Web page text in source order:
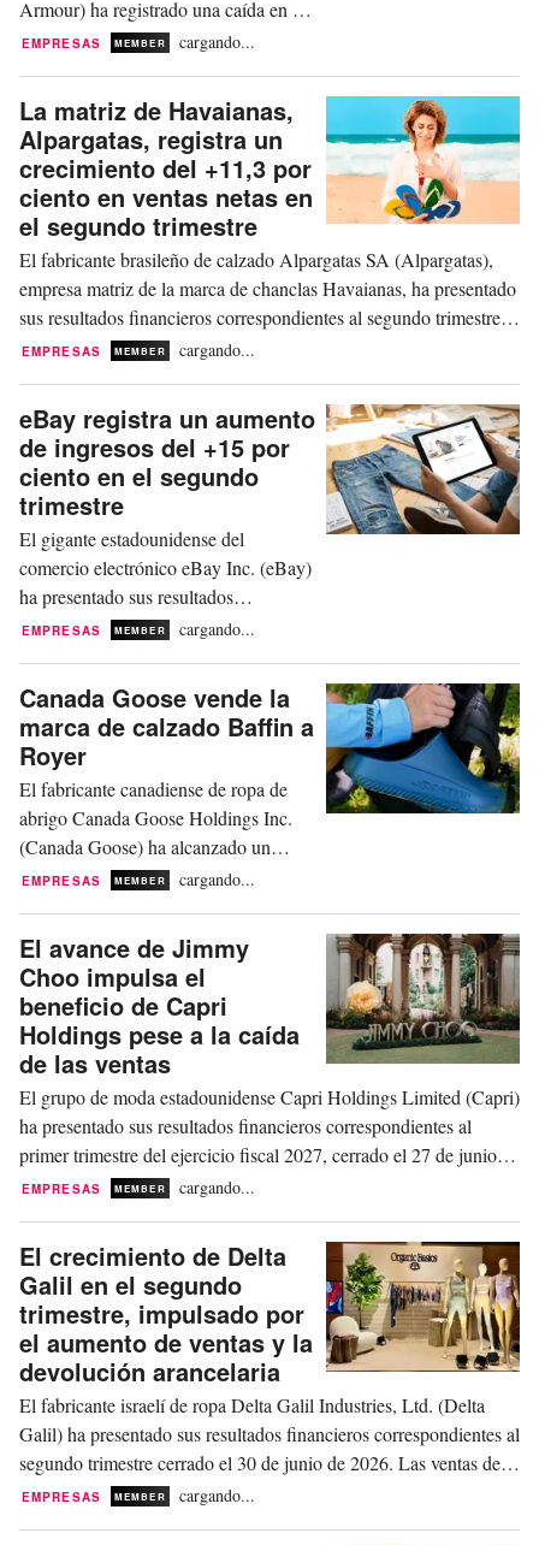
Armour) ha registrado una caída en las
ventas netas del -3 por ciento, hasta los
durante el primer trimestre del ejercicio
fiscal 2027, finalizado el 30 de junio
de 2026. El grupo ha registrado un...
EMPRESAS MEMBER cargando...
La matriz de Havaianas,
Alpargatas, registra un
crecimiento del +11,3 por
ciento en ventas netas en
el segundo trimestre
El fabricante brasileño de calzado Alpargatas SA (Alpargatas),
empresa matriz de la marca de chanclas Havaianas, ha presentado
sus resultados financieros correspondientes al segundo trimestre
cerrado el 30 de junio de 2026. Las ventas netas consolidadas han
EMPRESAS MEMBER cargando...
eBay registra un aumento
de ingresos del +15 por
ciento en el segundo
trimestre
El gigante estadounidense del
comercio electrónico eBay Inc. (eBay)
ha presentado sus resultados
financieros correspondientes al
sede en San José ha generado unos
ingresos de 3.100 millones de dólares,
lo que representa un incremento del
+15 por ciento en términos reportados
y...
EMPRESAS MEMBER cargando...
Canada Goose vende la
marca de calzado Baffin a
Royer
El fabricante canadiense de ropa de
abrigo Canada Goose Holdings Inc.
(Canada Goose) ha alcanzado un
acuerdo definitivo para vender Baffin,
(Royer), fabricante canadiense
especializado en calzado de trabajo y
militar. Se espera que la operación se
cierre en agosto de...
EMPRESAS MEMBER cargando...
El avance de Jimmy
Choo impulsa el
beneficio de Capri
Holdings pese a la caída
de las ventas
El grupo de moda estadounidense Capri Holdings Limited (Capri)
ha presentado sus resultados financieros correspondientes al
primer trimestre del ejercicio fiscal 2027, cerrado el 27 de junio de
2026. La compañía ha registrado unos ingresos totales de 769
EMPRESAS MEMBER cargando...
El crecimiento de Delta
Galil en el segundo
trimestre, impulsado por
el aumento de ventas y la
devolución arancelaria
El fabricante israelí de ropa Delta Galil Industries, Ltd. (Delta
Galil) ha presentado sus resultados financieros correspondientes al
segundo trimestre cerrado el 30 de junio de 2026. Las ventas de la
compañía, con sede en Cesarea, han aumentado un +9 por ciento
EMPRESAS MEMBER cargando...